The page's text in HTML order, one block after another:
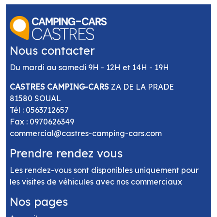
Nous contacter
Du mardi au samedi 9H - 12H et 14H - 19H
CASTRES CAMPING-CARS ZA DE LA PRADE
81580 SOUAL
Tél : 0563712657
Fax : 0970626349
commercial@castres-camping-cars.com
Prendre rendez vous
Les rendez-vous sont disponibles uniquement pour
les visites de véhicules avec nos commerciaux
Nos pages